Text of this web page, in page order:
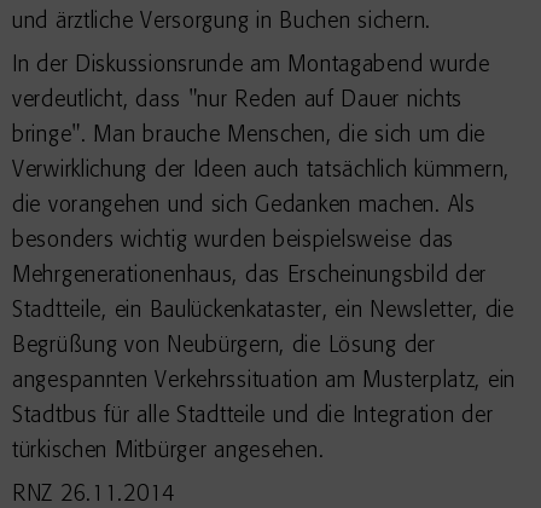
und ärztliche Versorgung in Buchen sichern.
In der Diskussionsrunde am Montagabend wurde
verdeutlicht, dass "nur Reden auf Dauer nichts
bringe". Man brauche Menschen, die sich um die
Verwirklichung der Ideen auch tatsächlich kümmern,
die vorangehen und sich Gedanken machen. Als
besonders wichtig wurden beispielsweise das
Mehrgenerationenhaus, das Erscheinungsbild der
Stadtteile, ein Baulückenkataster, ein Newsletter, die
Begrüßung von Neubürgern, die Lösung der
angespannten Verkehrssituation am Musterplatz, ein
Stadtbus für alle Stadtteile und die Integration der
türkischen Mitbürger angesehen.
RNZ 26.11.2014